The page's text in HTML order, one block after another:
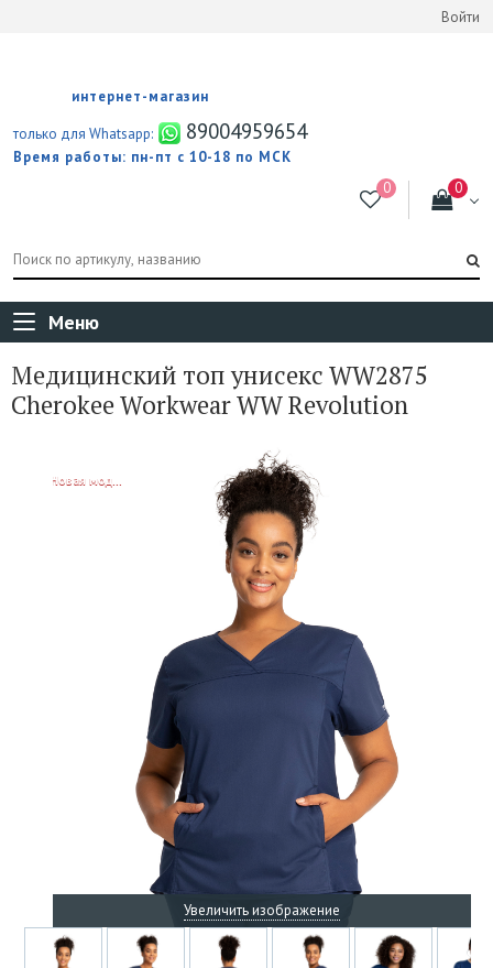
Войти
интернет-магазин
только для Whatsapp:
89004959654
Время работы: пн-пт с 10-18 по МСК
Меню
Медицинский топ унисекс WW2875
Cherokee Workwear WW Revolution
Увеличить изображение
NEW!